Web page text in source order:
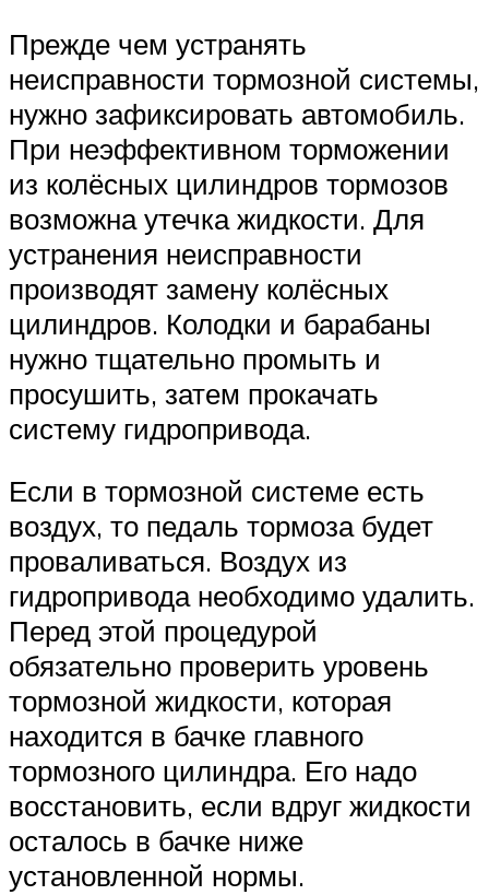
Прежде чем устранять
неисправности тормозной системы,
нужно зафиксировать автомобиль.
При неэффективном торможении
из колёсных цилиндров тормозов
возможна утечка жидкости. Для
устранения неисправности
производят замену колёсных
цилиндров. Колодки и барабаны
нужно тщательно промыть и
просушить, затем прокачать
систему гидропривода.
Если в тормозной системе есть
воздух, то педаль тормоза будет
проваливаться. Воздух из
гидропривода необходимо удалить.
Перед этой процедурой
обязательно проверить уровень
тормозной жидкости, которая
находится в бачке главного
тормозного цилиндра. Его надо
восстановить, если вдруг жидкости
осталось в бачке ниже
установленной нормы.